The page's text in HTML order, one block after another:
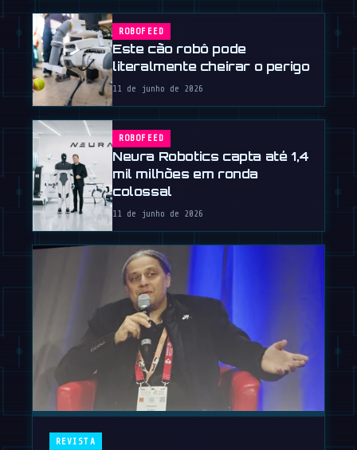
ROBOFEED
Este cão robô pode
literalmente cheirar o perigo
11 de junho de 2026
ROBOFEED
Neura Robotics capta até 1,4
mil milhões em ronda
colossal
11 de junho de 2026
REVISTA